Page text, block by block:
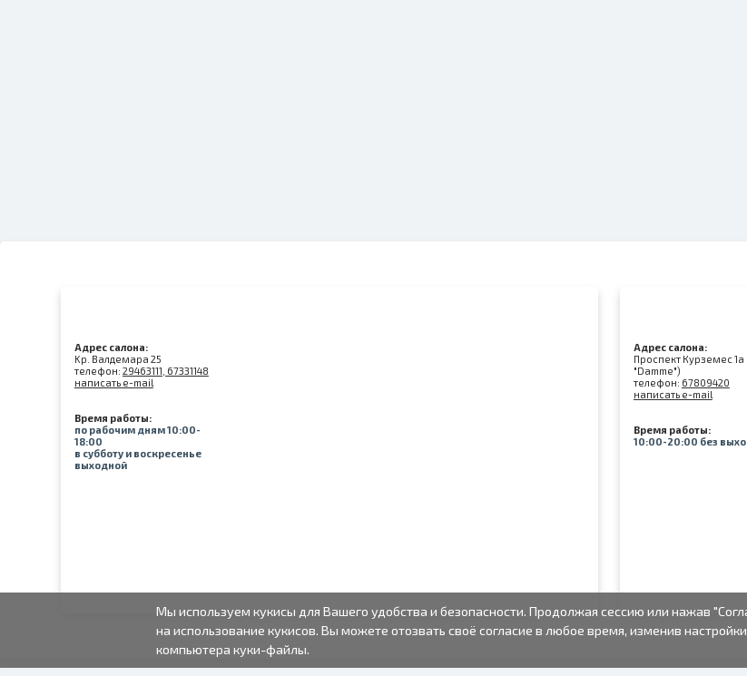
Адрес салона:
Kр. Валдемара 25
телефон: 29463111, 67331148
написать e-mail
Время работы:
по рабочим дням 10:00-
18:00
в субботу и воскресенье
выходной
Адрес салона:
Проспект Курземес 1а
"Damme")
телефон: 67809420
написать e-mail
Время работы:
10:00-20:00 без
Мы используем кукисы для Вашего удобства и безопасности. Продолжая сессию или нажав
на использование кукисов. Вы можете отозвать своё согласие в любое время, изменив
компьютера куки-файлы.